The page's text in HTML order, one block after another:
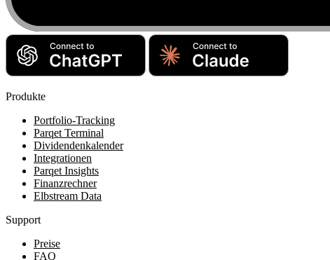
Produkte
Portfolio-Tracking
Parqet Terminal
Dividendenkalender
Integrationen
Parqet Insights
Finanzrechner
Elbstream Data
Support
Preise
FAQ